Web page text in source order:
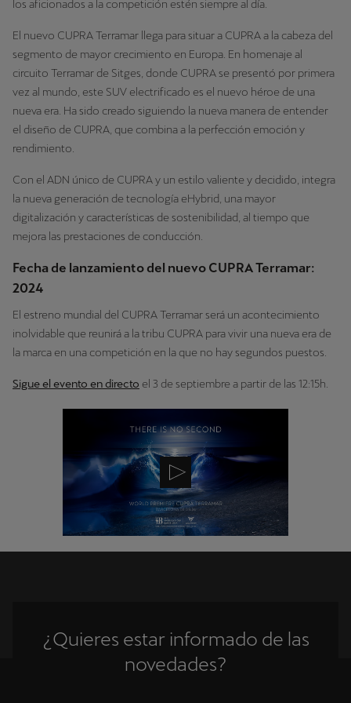
los aficionados a la competición estén siempre al día.
El nuevo CUPRA Terramar llega para situar a CUPRA a la cabeza del
segmento de mayor crecimiento en Europa. En homenaje al
circuito Terramar de Sitges, donde CUPRA se presentó por primera
vez al mundo, este SUV electrificado es el nuevo héroe de una
nueva era. Ha sido creado siguiendo la nueva manera de entender
el diseño de CUPRA, que combina a la perfección emoción y
rendimiento.
Con el ADN único de CUPRA y un estilo valiente y decidido, integra
la nueva generación de tecnología eHybrid, una mayor
digitalización y características de sostenibilidad, al tiempo que
mejora las prestaciones de conducción.
Fecha de lanzamiento del nuevo CUPRA Terramar:
2024
El estreno mundial del CUPRA Terramar será un acontecimiento
inolvidable que reunirá a la tribu CUPRA para vivir una nueva era de
la marca en una competición en la que no hay segundos puestos.
Sigue el evento en directo el 3 de septiembre a partir de las 12:15h.
¿Quieres estar informado de las
novedades?